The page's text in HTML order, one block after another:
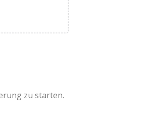
zu starten.